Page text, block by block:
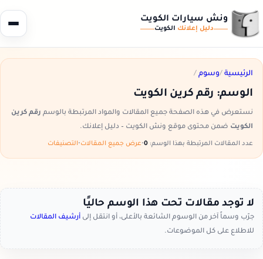
ونش سيارات الكويت
دليل إعلانك الكويت
الرئيسية /وسوم /
الوسم: رقم كرين الكويت
نستعرض في هذه الصفحة جميع المقالات والمواد المرتبطة بالوسم رقم كرين
الكويت ضمن محتوى موقع ونش الكويت – دليل إعلانك.
عدد المقالات المرتبطة بهذا الوسم: •عرض جميع المقالات•التصنيفات
لا توجد مقالات تحت هذا الوسم حاليًا
جرّب وسماً آخر من الوسوم الشائعة بالأعلى، أو انتقل إلى أرشيف المقالات
للاطلاع على كل الموضوعات.